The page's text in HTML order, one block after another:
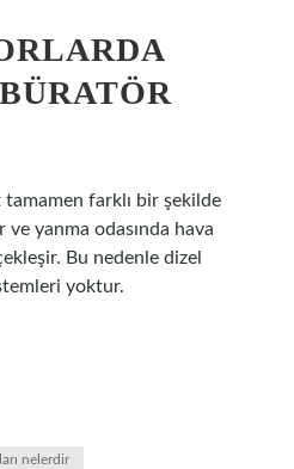
farklı bir şekilde
yanma odasında hava
Bu nedenle dizel
yoktur.
nelerdir